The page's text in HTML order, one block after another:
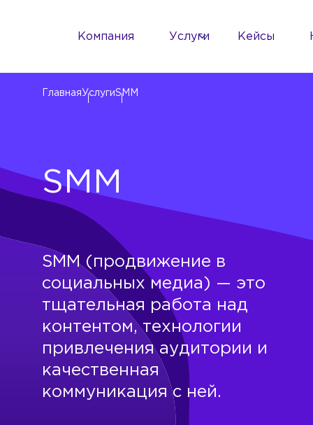
Компания Услуги Кейсы
ГлавнаяУслугиSMM
SMM
SMM (продвижение в
социальных медиа) — это
тщательная работа над
контентом, технологии
привлечения аудитории и
качественная
коммуникация с ней.